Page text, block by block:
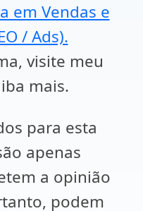
em Vendas e
/ Ads).
visite meu
mais.
para esta
apenas
a opinião
podem